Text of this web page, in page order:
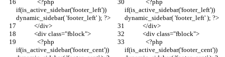
if(is_active_sidebar('footer_left'))
dynamic_sidebar( 'footer_left' ); ?>
if(is_active_sidebar('footer_left'))
dynamic_sidebar( 'footer_left' ); ?>
            </div>
            </div>
            <div class="fblock">
            <div class="fblock">
if(is_active_sidebar('footer_cent'))
if(is_active_sidebar('footer_cent'))